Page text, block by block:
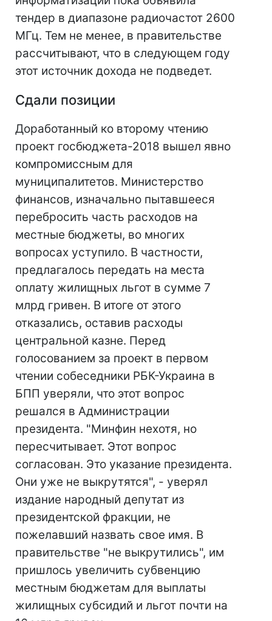
тендер в диапазоне радиочастот 2600
МГц. Тем не менее, в правительстве
рассчитывают, что в следующем году
этот источник дохода не подведет.
Сдали позиции
Доработанный ко второму чтению
проект госбюджета-2018 вышел явно
компромиссным для
муниципалитетов. Министерство
финансов, изначально пытавшееся
перебросить часть расходов на
местные бюджеты, во многих
вопросах уступило. В частности,
предлагалось передать на места
оплату жилищных льгот в сумме 7
млрд гривен. В итоге от этого
отказались, оставив расходы
центральной казне. Перед
голосованием за проект в первом
чтении собеседники РБК-Украина в
БПП уверяли, что этот вопрос
решался в Администрации
президента. "Минфин нехотя, но
пересчитывает. Этот вопрос
согласован. Это указание президента.
Они уже не выкрутятся", - уверял
издание народный депутат из
президентской фракции, не
пожелавший назвать свое имя. В
правительстве "не выкрутились", им
пришлось увеличить субвенцию
местным бюджетам для выплаты
жилищных субсидий и льгот почти на